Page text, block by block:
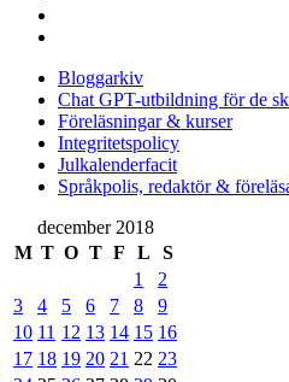
Bloggarkiv
Chat GPT-utbildning för de
Föreläsningar & kurser
Integritetspolicy
Julkalenderfacit
Språkpolis, redaktör &
Sidopanel
december 2018
M T O T F L
S
1
2
3
4 5 6 7 8
9
10 11 12 13 14 15 16
17 18 19 20 21 22 23